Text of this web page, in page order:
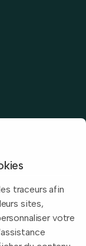
traceurs afin
sites,
votre